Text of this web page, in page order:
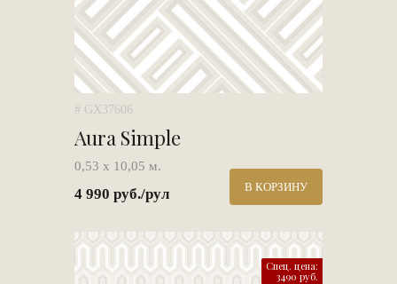
# GX37606
Aura Simple
0,53 х 10,05 м.
4 990 руб./рул В КОРЗИНУ
Спец. цена:
3490 руб.